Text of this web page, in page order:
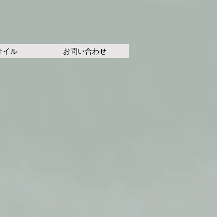
イル お問い合わせ